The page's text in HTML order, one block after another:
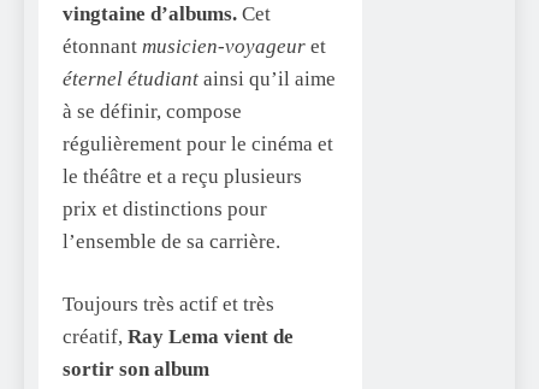
vingtaine d’albums. Cet
étonnant musicien-voyageur et
éternel étudiant ainsi qu’il aime
à se définir, compose
régulièrement pour le cinéma et
le théâtre et a reçu plusieurs
prix et distinctions pour
l’ensemble de sa carrière.
Toujours très actif et très
créatif, Ray Lema vient de
sortir son album